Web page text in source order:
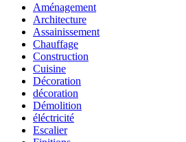
Aménagement
Architecture
Assainissement
Chauffage
Construction
Cuisine
Décoration
décoration
Démolition
éléctricité
Escalier